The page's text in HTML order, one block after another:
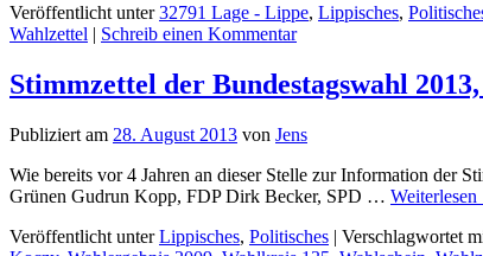
Veröffentlicht unter 32791 Lage - Lippe, Lippisches,
Wahlzettel | Schreib einen Kommentar
Stimmzettel der Bundestagswahl
Publiziert am 28. August 2013 von Jens
Wie bereits vor 4 Jahren an dieser Stelle zur Information der
Grünen Gudrun Kopp, FDP Dirk Becker, SPD … Weiterlesen
Veröffentlicht unter Lippisches, Politisches | Verschlagwortet